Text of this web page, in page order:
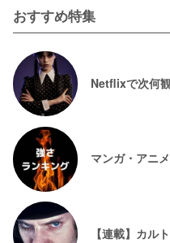
おすすめ特集
Netflixで次何
マンガ・アニ
【連載】カル